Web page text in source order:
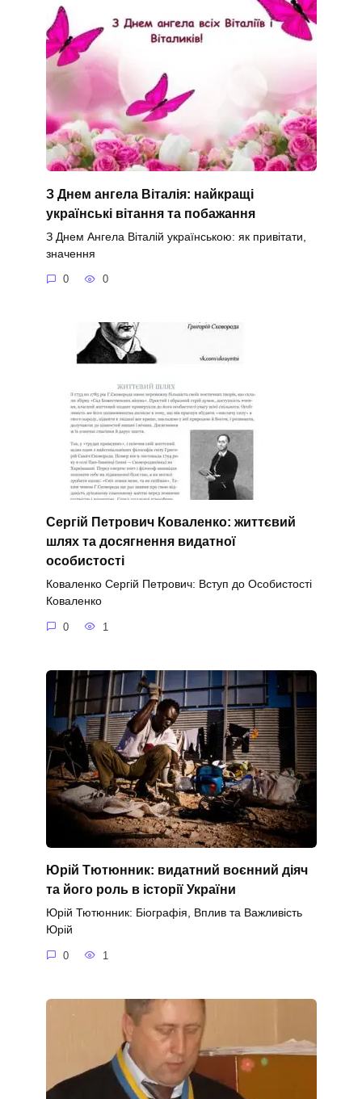
З Днем ангела Віталія: найкращі
українські вітання та побажання
З Днем Ангела Віталій українською: як привітати,
значення
0 0
Сергій Петрович Коваленко: життєвий
шлях та досягнення видатної
особистості
Коваленко Сергій Петрович: Вступ до Особистості
Коваленко
0 1
Юрій Тютюнник: видатний воєнний діяч
та його роль в історії України
Юрій Тютюнник: Біографія, Вплив та Важливість
Юрій
0 1